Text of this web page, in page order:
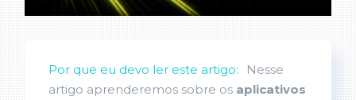
Por que eu devo ler este artigo:
Nesse
artigo aprenderemos sobre os aplicativos